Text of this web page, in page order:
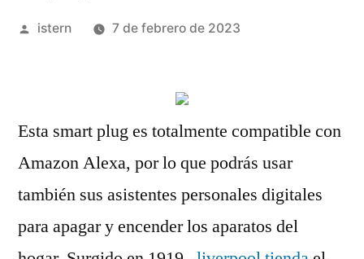
Publicado
istern 7 de febrero de 2023
Esta smart plug es totalmente compatible con
Amazon Alexa, por lo que podrás usar
también sus asistentes personales digitales
para apagar y encender los aparatos del